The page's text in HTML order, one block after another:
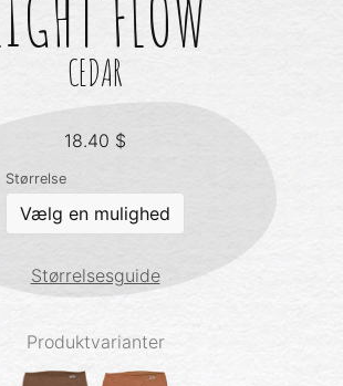
FLOW
CEDAR
18.40 $
Størrelse
Størrelsesguide
Produktvarianter